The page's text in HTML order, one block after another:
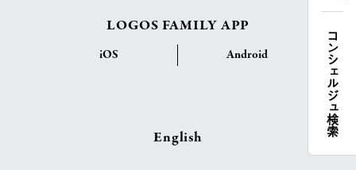
コンシェルジュ検索
LOGOS FAMILY APP
iOS Android
English